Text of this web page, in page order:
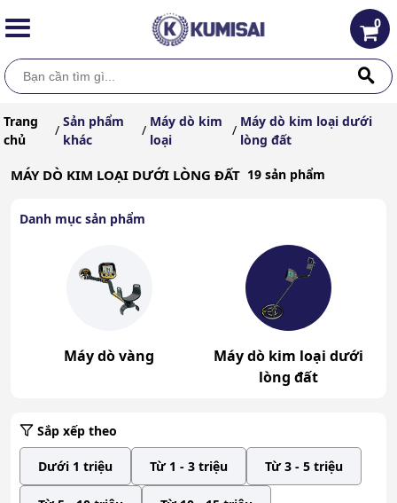
0
Trang
chủ
/
Sản phẩm
khác
/
Máy dò kim
loại
/
Máy dò kim loại dưới
lòng đất
MÁY DÒ KIM LOẠI DƯỚI LÒNG ĐẤT 19 sản phẩm
Danh mục sản phẩm
Máy dò vàng
Máy dò kim loại dưới
lòng đất
Sắp xếp theo
Dưới 1 triệu Từ 1 - 3 triệu Từ 3 - 5 triệu